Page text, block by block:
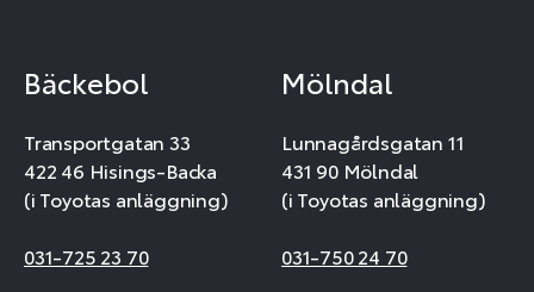
Bäckebol
Transportgatan 33
422 46 Hisings-Backa
(i Toyotas anläggning)
031-725 23 70
Mölndal
Lunnagårdsgatan 11
431 90 Mölndal
(i Toyotas anläggning)
031-750 24 70